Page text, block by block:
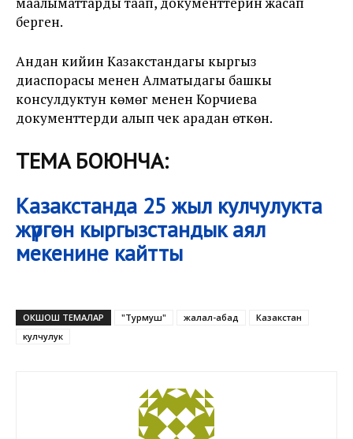
берген.
Андан кийин Казакстандагы кыргыз
диаспорасы менен Алматыдагы башкы
консулдуктун көмөгү менен Корчиева
документтерди алып чек арадан өткөн.
ТЕМА БОЮНЧА:
Казакстанда 25 жыл кулчулукта
жүргөн кыргызстандык аял
мекенине кайтты
ОКШОШ ТЕМАЛАР "Турмуш" жалал-абад
Казакстан
кулчулук